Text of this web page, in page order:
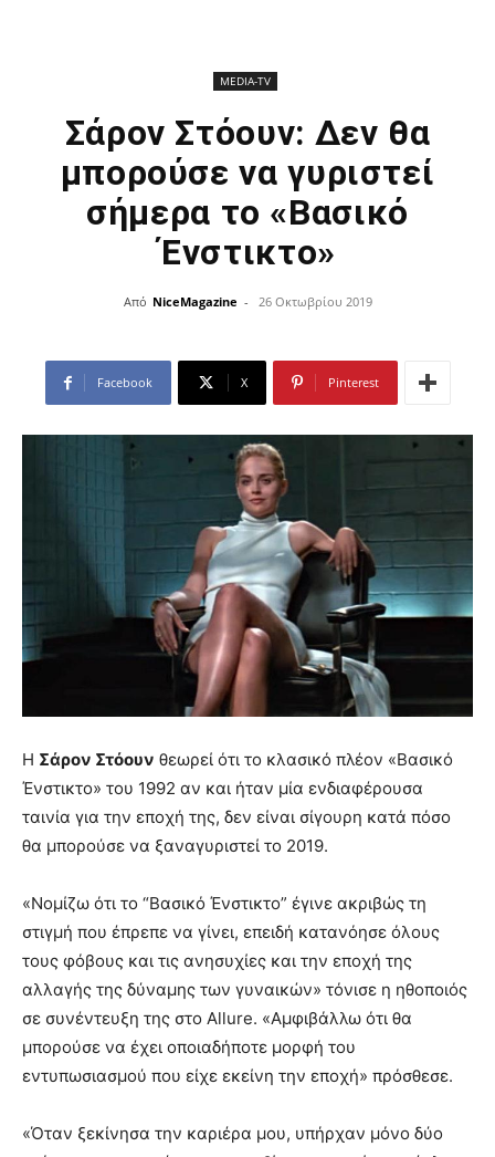
ΜEDIA-TV
Σάρον Στόουν: Δεν θα
μπορούσε να γυριστεί
σήμερα το «Βασικό
Ένστικτο»
Από NiceMagazine - 26 Οκτωβρίου 2019
Facebook X Pinterest
Η Σάρον Στόουν θεωρεί ότι το κλασικό πλέον «Βασικό
Ένστικτο» του 1992 αν και ήταν μία ενδιαφέρουσα
ταινία για την εποχή της, δεν είναι σίγουρη κατά πόσο
θα μπορούσε να ξαναγυριστεί το 2019.
«Νομίζω ότι το “Βασικό Ένστικτο” έγινε ακριβώς τη
στιγμή που έπρεπε να γίνει, επειδή κατανόησε όλους
τους φόβους και τις ανησυχίες και την εποχή της
αλλαγής της δύναμης των γυναικών» τόνισε η ηθοποιός
σε συνέντευξη της στο Allure. «Αμφιβάλλω ότι θα
μπορούσε να έχει οποιαδήποτε μορφή του
εντυπωσιασμού που είχε εκείνη την εποχή» πρόσθεσε.
«Όταν ξεκίνησα την καριέρα μου, υπήρχαν μόνο δύο